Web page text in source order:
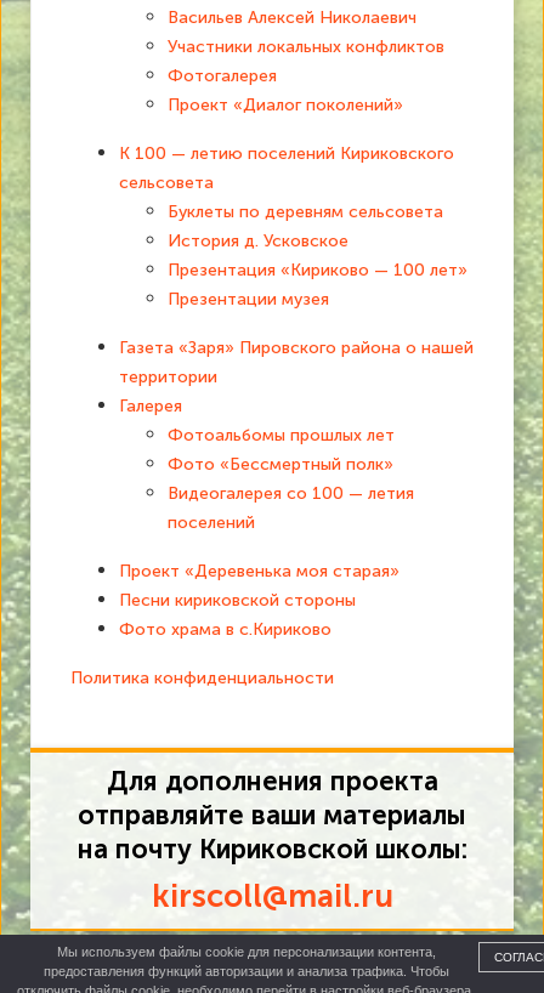
Васильев Алексей Николаевич
Участники локальных конфликтов
Фотогалерея
Проект «Диалог поколений»
К 100 — летию поселений Кириковского
сельсовета
Буклеты по деревням сельсовета
История д. Усковское
Презентация «Кириково — 100 лет»
Презентации музея
Газета «Заря» Пировского района о нашей
территории
Галерея
Фотоальбомы прошлых лет
Фото «Бессмертный полк»
Видеогалерея со 100 — летия
поселений
Проект «Деревенька моя старая»
Песни кириковской стороны
Фото храма в с.Кириково
Политика конфиденциальности
Для дополнения проекта
отправляйте ваши материалы
на почту Кириковской школы:
kirscoll@mail.ru
Мы используем файлы cookie для персонализации контента,
предоставления функций авторизации и анализа трафика. Чтобы